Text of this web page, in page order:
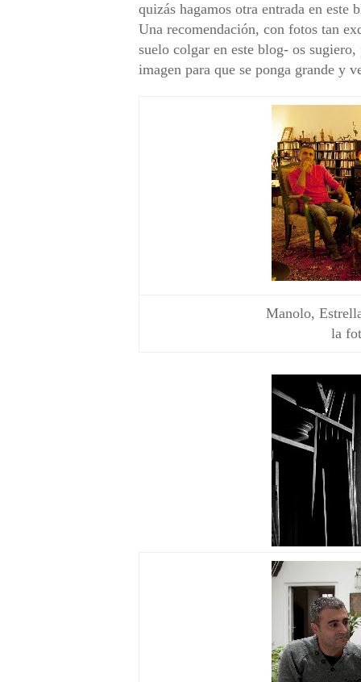
quizás hagamos otra entrada en este
Una recomendación, con fotos tan
suelo colgar en este blog- os
imagen para que se ponga grande y
Manolo,
la